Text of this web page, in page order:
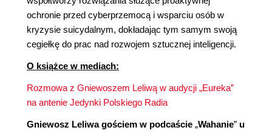
ochronie przed cyberprzemocą i wsparciu osób w
kryzysie suicydalnym, dokładając tym samym swoją
cegiełkę do prac nad rozwojem sztucznej inteligencji.
O książce w mediach:
Rozmowa z Gniewoszem Leliwą w audycji „Eureka”
na antenie Jedynki Polskiego Radia
Gniewosz Leliwa gościem w podcaście „Wahanie” u